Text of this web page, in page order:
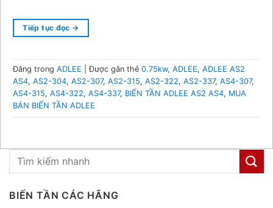
BIẾN TẦN CÁC HÃNG
Tiếp tục đọc →
Đăng trong ADLEE |Được gắn thẻ 0.75kw, ADLEE, ADLEE AS2
AS4, AS2-304, AS2-307, AS2-315, AS2-322, AS2-337, AS4-307,
AS4-315, AS4-322, AS4-337, BIẾN TẦN ADLEE AS2 AS4, MUA
BÁN BIẾN TẦN ADLEE